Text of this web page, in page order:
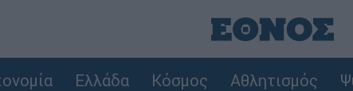
Ελλάδα Κόσμος Αθλητισμός